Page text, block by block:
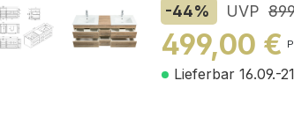
-44% UVP
499,00 €
Lieferbar 16.09.-